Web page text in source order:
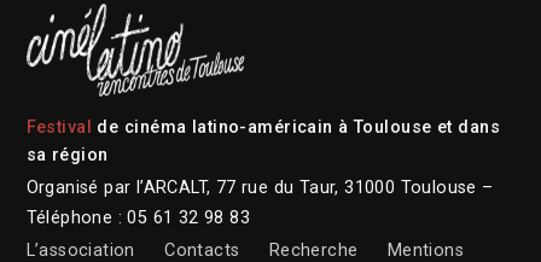
Festival
de cinéma latino-américain à Toulouse et dans
sa région
Organisé par l’ARCALT, 77 rue du Taur, 31000 Toulouse –
Téléphone : 05 61 32 98 83
L’association
Contacts Recherche
Mentions